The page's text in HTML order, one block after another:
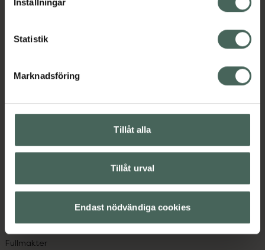
Statistik
Marknadsföring
Tillåt alla
Tillåt urval
Endast nödvändiga cookies
syd till Lappland i norr, och online i mobilen och på
hjälpa just dig att må lite bättre. Välkommen att prata
Kundservice
Leverans, betalning och retur
App
Om recept och läkemedel
Fullmakter